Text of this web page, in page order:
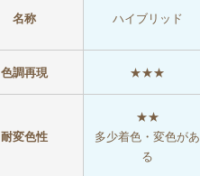
名称 ハイブリッド
色調再現 ★★★
耐変色性
★★
多少着色・変色があ
る